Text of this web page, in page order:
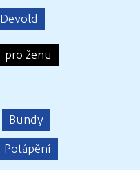
Devold
pro ženu
Bundy
Potápění